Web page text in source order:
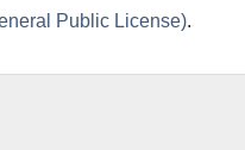
Public License).